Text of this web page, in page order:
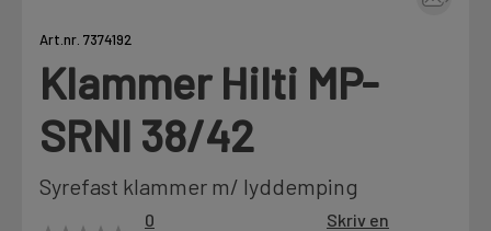
Fag
Motek
LOGG UT
Art.nr. 7374192
Klammer Hilti MP-
SRNI 38/42
Syrefast klammer m/ lyddemping
0
Skriv en